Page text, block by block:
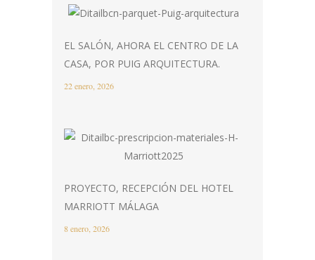
EL SALÓN, AHORA EL CENTRO DE LA
CASA, POR PUIG ARQUITECTURA.
22 enero, 2026
PROYECTO, RECEPCIÓN DEL HOTEL
MARRIOTT MÁLAGA
8 enero, 2026